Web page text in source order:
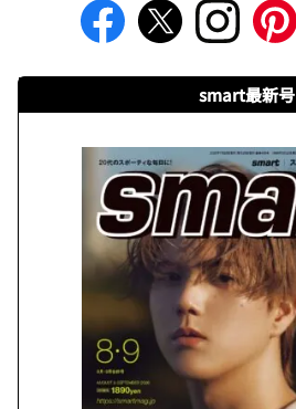
smart最新号